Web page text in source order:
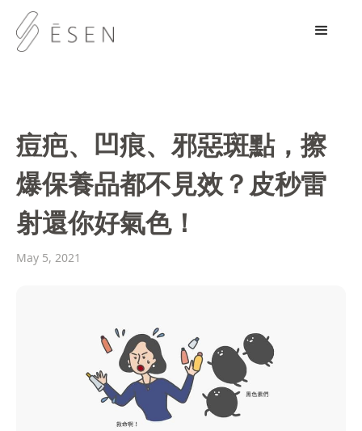
痘疤、凹痕、邪惡斑點，擦
爆保養品都不見效？皮秒雷
射還你好氣色！
May 5, 2021